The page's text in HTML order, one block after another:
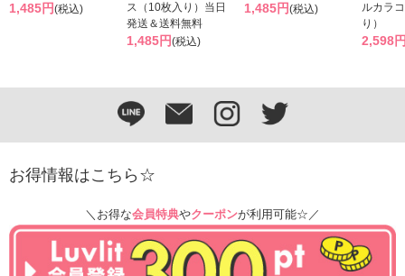
1,485円(税込)
ス（10枚入り）当日
発送＆送料無料
1,485円(税込)
1,485円(税込)
ルカラ
り）
2,598
お得情報はこちら☆
＼お得な会員特典やクーポンが利用可能☆／